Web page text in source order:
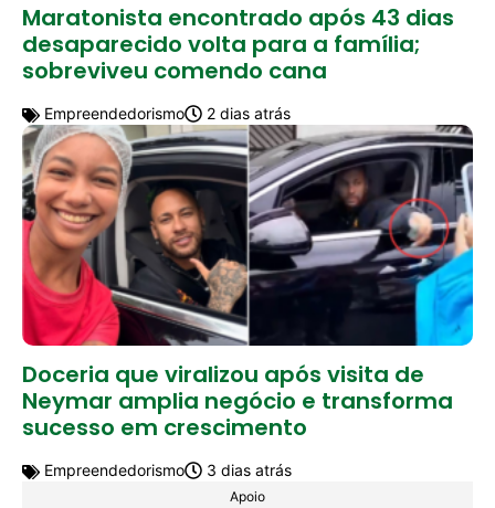
Maratonista encontrado após 43 dias
desaparecido volta para a família;
sobreviveu comendo cana
Empreendedorismo 2 dias atrás
Doceria que viralizou após visita de
Neymar amplia negócio e transforma
sucesso em crescimento
Empreendedorismo 3 dias atrás
Apoio